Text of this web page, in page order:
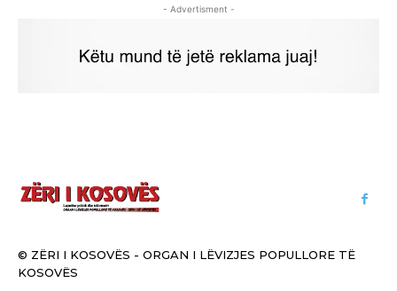
- Advertisment -
© ZËRI I KOSOVËS - ORGAN I LËVIZJES POPULLORE TË
KOSOVËS